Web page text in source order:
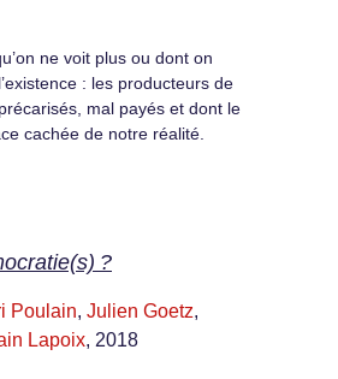
ne voit plus ou dont on
: les producteurs de
mal payés et dont le
cachée de notre réalité.
?
Poulain, Julien Goetz,
Lapoix, 2018